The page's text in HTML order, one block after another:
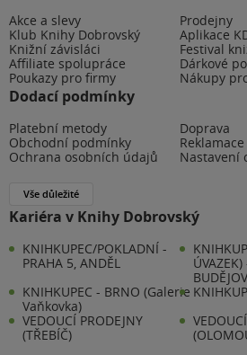
Akce a slevy
Prodejny
Klub Knihy Dobrovský
Aplikace
Knižní závisláci
Festival
Affiliate spolupráce
Dárkové
Poukazy pro firmy
Nákupy
Dodací podmínky
Platební metody
Doprava
Obchodní podmínky
Ochrana osobních údajů
Nastavení
Vše důležité
Kariéra v Knihy Dobrovský
KNIHKUPEC/POKLADNÍ -
PRAHA 5, ANDĚL
ÚVAZEK)
KNIHKUPEC - BRNO (Galerie
Vaňkovka)
VEDOUCÍ PRODEJNY
(TŘEBÍČ)